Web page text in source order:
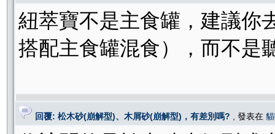
紐萃寶不是主食罐，建議你
搭配主食罐混食），而不是
回覆: 松木砂(崩解型)、木屑砂(崩解型)，有差別嗎? , 發表在